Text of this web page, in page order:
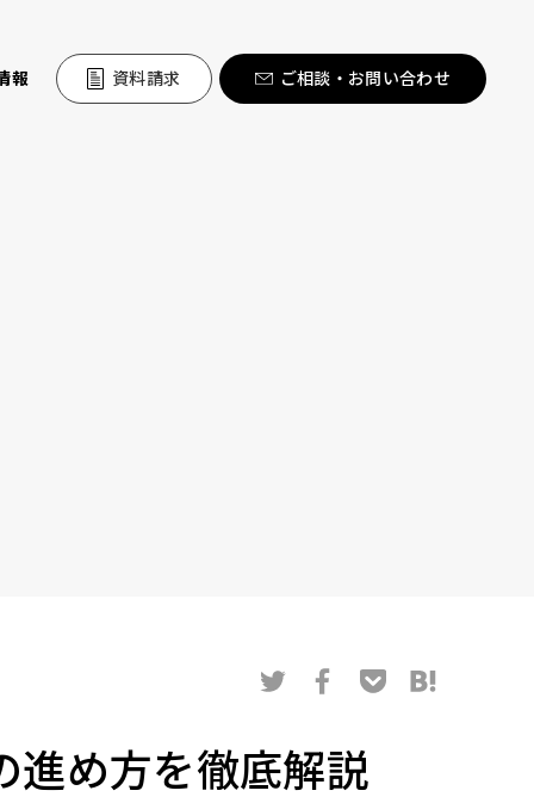
報 資料請求 ご相談・お問い合わせ
進め方を徹底解説